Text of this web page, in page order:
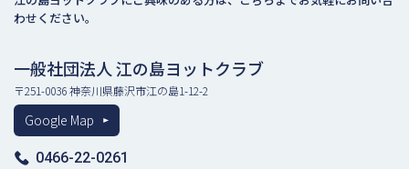
わせください。
一般社団法人 江の島ヨットクラブ
〒251-0036 神奈川県藤沢市江の島1-12-2
Google Map
0466-22-0261